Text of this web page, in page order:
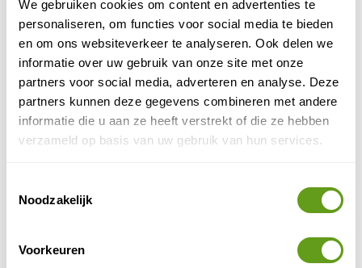
We gebruiken cookies om content en advertenties te
personaliseren, om functies voor social media te bieden
en om ons websiteverkeer te analyseren. Ook delen we
informatie over uw gebruik van onze site met onze
partners voor social media, adverteren en analyse. Deze
partners kunnen deze gegevens combineren met andere
informatie die u aan ze heeft verstrekt of die ze hebben
verzameld op basis van uw gebruik van hun services.
Noodzakelijk
Voorkeuren
Beklimming